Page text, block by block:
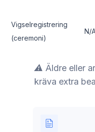
Vigselregistrering
(ceremoni)
N/
⚠️ Äldre eller
kräva extra